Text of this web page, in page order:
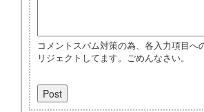
コメントスパム対策の為、各入力項目へ
リジェクトしてます。ごめんなさい。